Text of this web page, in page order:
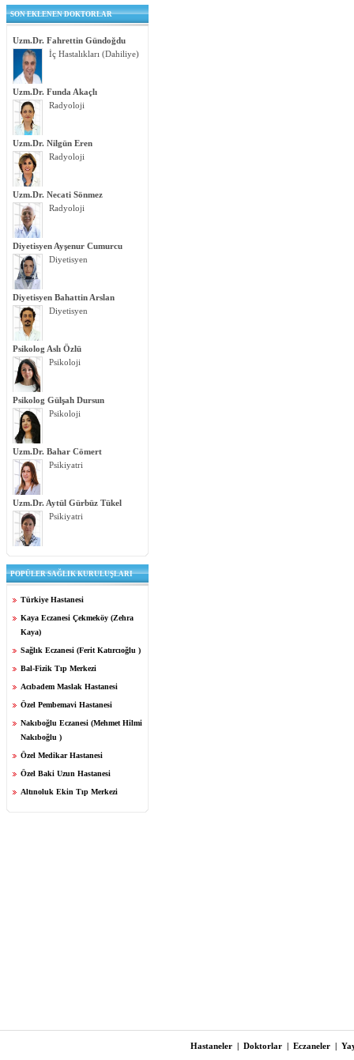
SON EKLENEN DOKTORLAR
Uzm.Dr. Fahrettin Gündoğdu
İç Hastalıkları (Dahiliye)
Uzm.Dr. Funda Akaçlı
Radyoloji
Uzm.Dr. Nilgün Eren
Radyoloji
Uzm.Dr. Necati Sönmez
Radyoloji
Diyetisyen Ayşenur Cumurcu
Diyetisyen
Diyetisyen Bahattin Arslan
Diyetisyen
Psikolog Aslı Özlü
Psikoloji
Psikolog Gülşah Dursun
Psikoloji
Uzm.Dr. Bahar Cömert
Psikiyatri
Uzm.Dr. Aytül Gürbüz Tükel
Psikiyatri
POPÜLER SAĞLIK KURULUŞLARI
Türkiye Hastanesi
Kaya Eczanesi Çekmeköy (Zehra
Kaya)
Sağlık Eczanesi (Ferit Katırcıoğlu )
Bal-Fizik Tıp Merkezi
Acıbadem Maslak Hastanesi
Özel Pembemavi Hastanesi
Nakıboğlu Eczanesi (Mehmet Hilmi
Nakıboğlu )
Özel Medikar Hastanesi
Özel Baki Uzun Hastanesi
Altınoluk Ekin Tıp Merkezi
Hastaneler | Doktorlar | Eczaneler |